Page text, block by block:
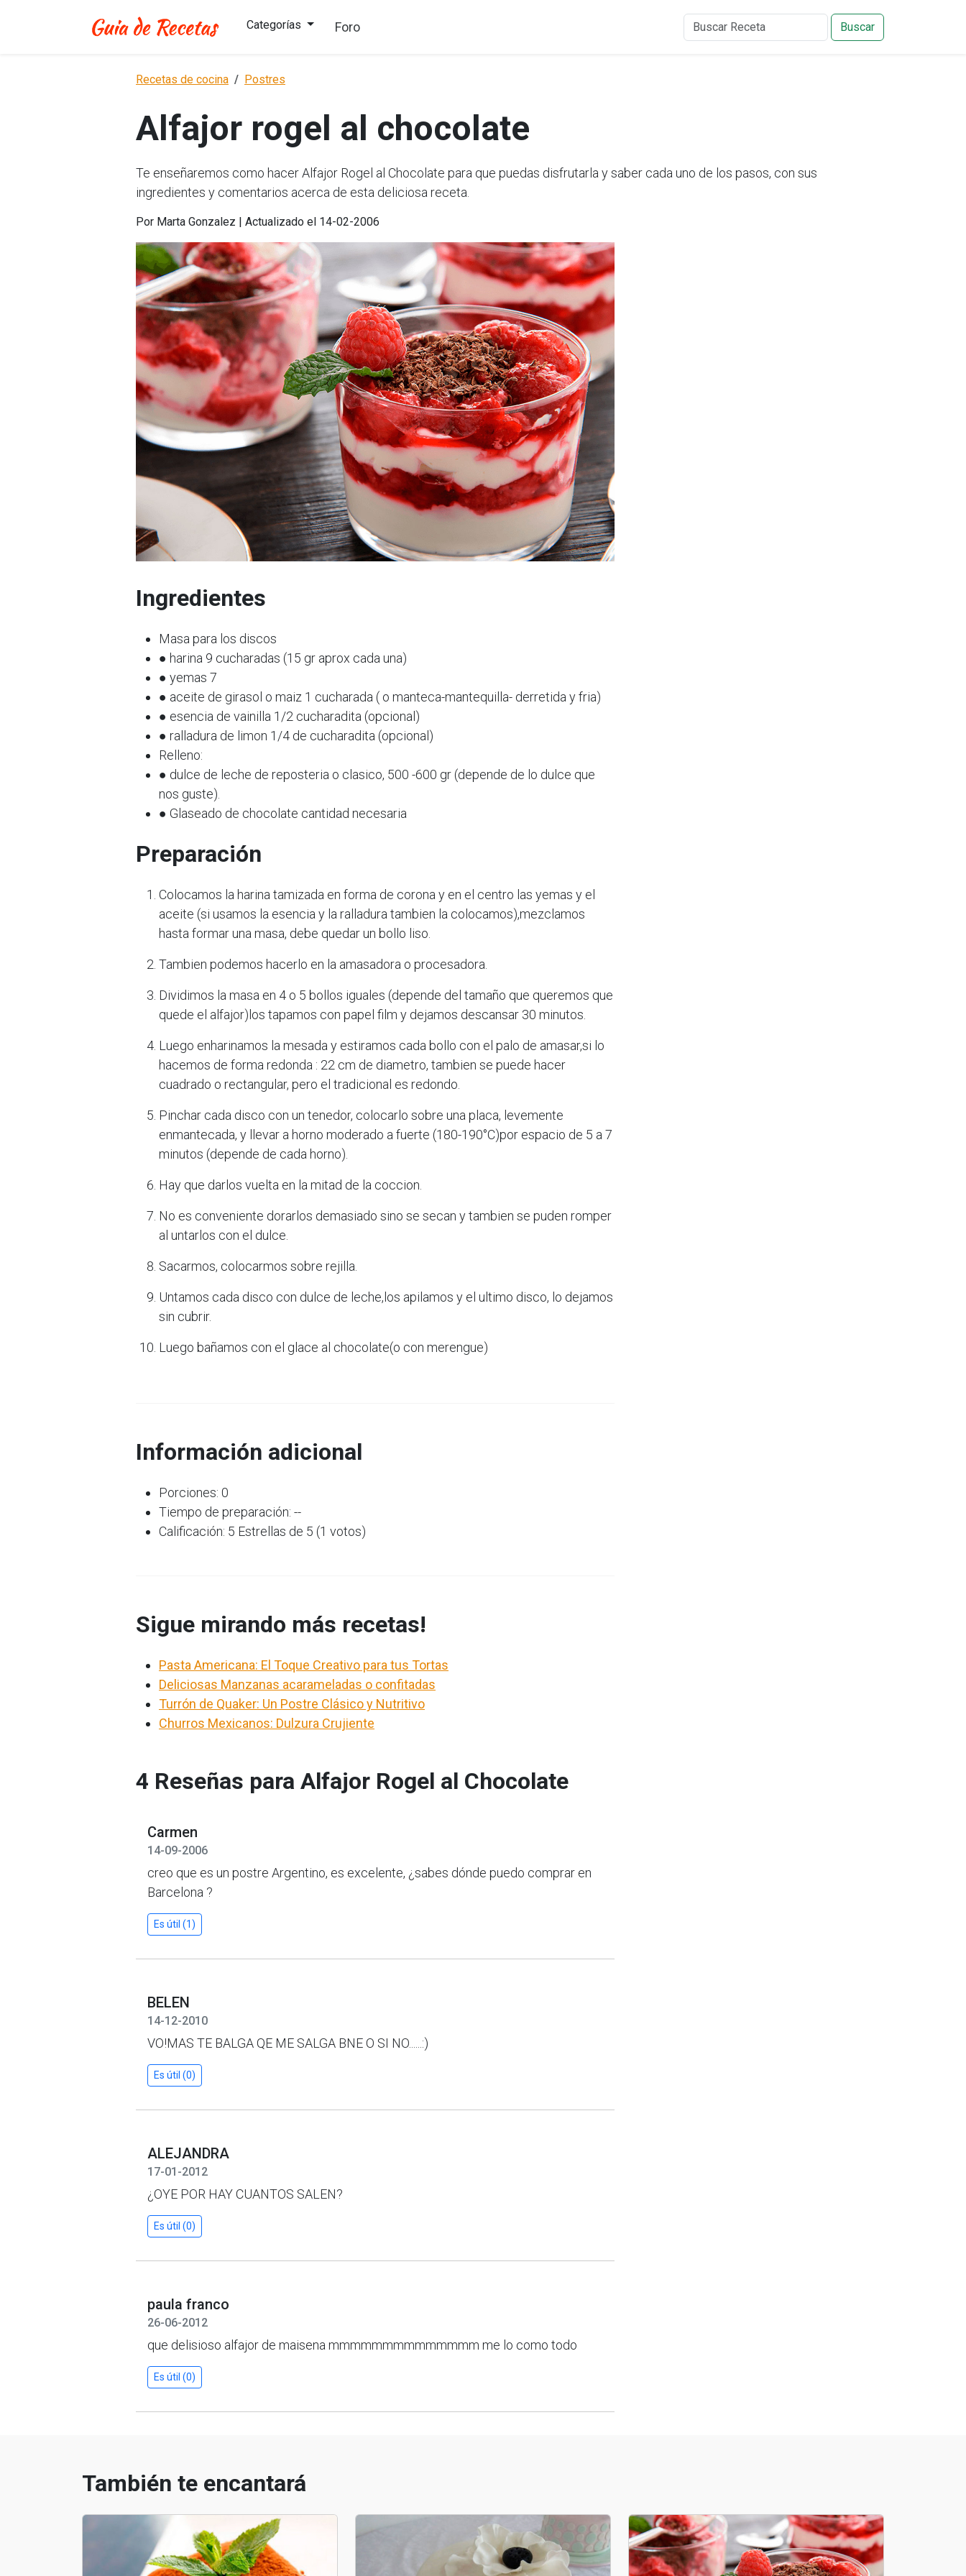
Categorías Foro Buscar
Recetas de cocina Postres
Alfajor rogel al chocolate
Te enseñaremos como hacer Alfajor Rogel al Chocolate para que puedas disfrutarla y saber cada uno de los pasos, con sus
ingredientes y comentarios acerca de esta deliciosa receta.
Por Marta Gonzalez | Actualizado el 14-02-2006
Ingredientes
Masa para los discos
● harina 9 cucharadas (15 gr aprox cada una)
● yemas 7
● aceite de girasol o maiz 1 cucharada ( o manteca-mantequilla- derretida y fria)
● esencia de vainilla 1/2 cucharadita (opcional)
● ralladura de limon 1/4 de cucharadita (opcional)
Relleno:
● dulce de leche de reposteria o clasico, 500 -600 gr (depende de lo dulce que
nos guste).
● Glaseado de chocolate cantidad necesaria
Preparación
Colocamos la harina tamizada en forma de corona y en el centro las yemas y el
aceite (si usamos la esencia y la ralladura tambien la colocamos),mezclamos
hasta formar una masa, debe quedar un bollo liso.
Tambien podemos hacerlo en la amasadora o procesadora.
Dividimos la masa en 4 o 5 bollos iguales (depende del tamaño que queremos que
quede el alfajor)los tapamos con papel film y dejamos descansar 30 minutos.
Luego enharinamos la mesada y estiramos cada bollo con el palo de amasar,si lo
hacemos de forma redonda : 22 cm de diametro, tambien se puede hacer
cuadrado o rectangular, pero el tradicional es redondo.
Pinchar cada disco con un tenedor, colocarlo sobre una placa, levemente
enmantecada, y llevar a horno moderado a fuerte (180-190°C)por espacio de 5 a 7
minutos (depende de cada horno).
Hay que darlos vuelta en la mitad de la coccion.
No es conveniente dorarlos demasiado sino se secan y tambien se puden romper
al untarlos con el dulce.
Sacarmos, colocarmos sobre rejilla.
Untamos cada disco con dulce de leche,los apilamos y el ultimo disco, lo dejamos
sin cubrir.
Luego bañamos con el glace al chocolate(o con merengue)
Información adicional
Porciones: 0
Tiempo de preparación: --
Calificación: 5 Estrellas de 5 (1 votos)
Sigue mirando más recetas!
Pasta Americana: El Toque Creativo para tus Tortas
Deliciosas Manzanas acarameladas o confitadas
Turrón de Quaker: Un Postre Clásico y Nutritivo
Churros Mexicanos: Dulzura Crujiente
4 Reseñas para Alfajor Rogel al Chocolate
Carmen
14-09-2006
creo que es un postre Argentino, es excelente, ¿sabes dónde puedo comprar en
Barcelona ?
Es útil (1)
BELEN
14-12-2010
VO!MAS TE BALGA QE ME SALGA BNE O SI NO......:)
Es útil (0)
ALEJANDRA
17-01-2012
¿OYE POR HAY CUANTOS SALEN?
Es útil (0)
paula franco
26-06-2012
que delisioso alfajor de maisena mmmmmmmmmmmmmm me lo como todo
Es útil (0)
También te encantará